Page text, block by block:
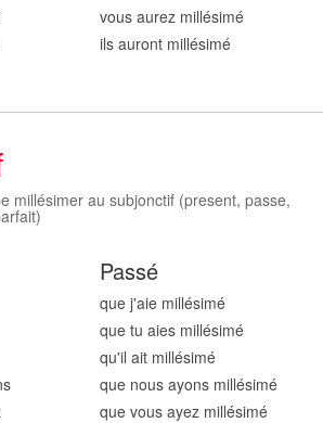
vous aurez millésimé
ils auront millésimé
millésimer au subjonctif (present, passe,
Passé
que j'aie millésimé
que tu aies millésimé
qu'il ait millésimé
que nous ayons millésimé
que vous ayez millésimé